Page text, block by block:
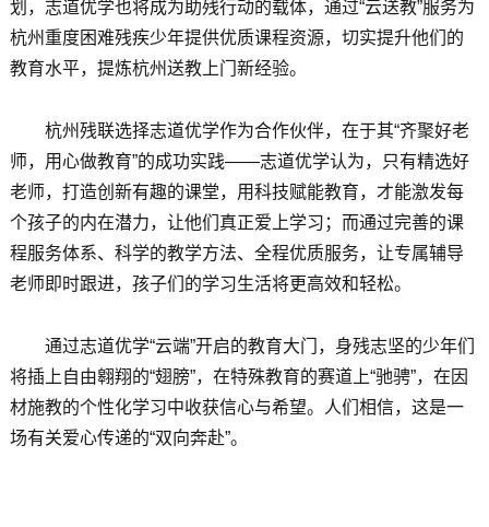
划，志道优学也将成为助残行动的载体，通过“云送教”服务为
杭州重度困难残疾少年提供优质课程资源，切实提升他们的
教育水平，提炼杭州送教上门新经验。
杭州残联选择志道优学作为合作伙伴，在于其“齐聚好老
师，用心做教育”的成功实践——志道优学认为，只有精选好
老师，打造创新有趣的课堂，用科技赋能教育，才能激发每
个孩子的内在潜力，让他们真正爱上学习；而通过完善的课
程服务体系、科学的教学方法、全程优质服务，让专属辅导
老师即时跟进，孩子们的学习生活将更高效和轻松。
通过志道优学“云端”开启的教育大门，身残志坚的少年们
将插上自由翱翔的“翅膀”，在特殊教育的赛道上“驰骋”，在因
材施教的个性化学习中收获信心与希望。人们相信，这是一
场有关爱心传递的“双向奔赴”。